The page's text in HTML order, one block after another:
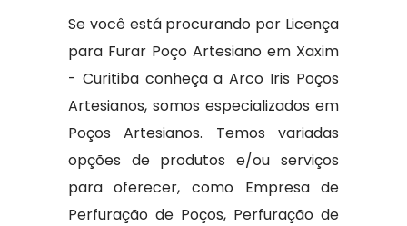
Se você está procurando por Licença
para Furar Poço Artesiano em Xaxim
- Curitiba conheça a Arco Iris Poços
Artesianos, somos especializados em
Poços Artesianos. Temos variadas
opções de produtos e/ou serviços
para oferecer, como Empresa de
Perfuração de Poços, Perfuração de